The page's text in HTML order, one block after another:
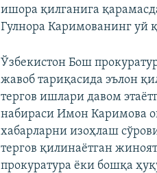
ишора қилганига
Гулнора Каримованинг уй
Ўзбекистон Бош
жавоб тариқасида эълон
тергов ишлари давом
набираси Имон Каримова
хабарларни изоҳлаш
тергов қилинаётган
прокуратура ёки бошқа